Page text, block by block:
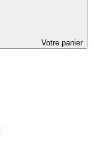
Votre panier